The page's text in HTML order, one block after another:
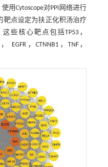
用Cytoscope对PPI网络进行
靶点设定为扶正化积汤治疗
这些核心靶点包括TP53，
EGFR，CTNNB1，TNF，